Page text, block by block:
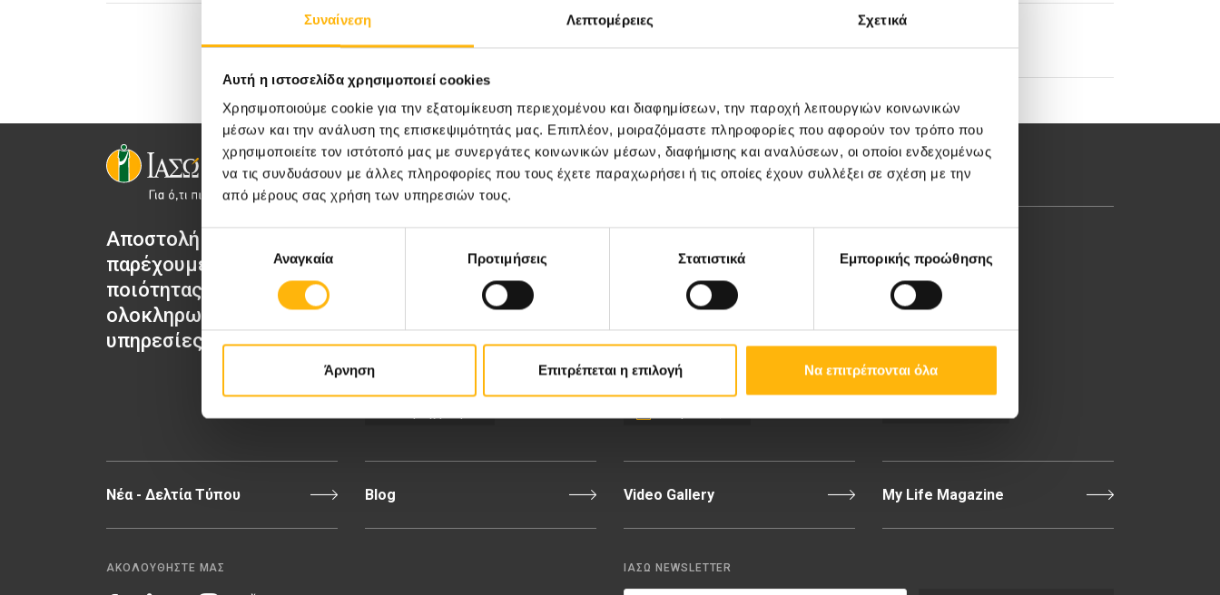
Συναίνεση Λεπτομέρειες Σχετικά
Αυτή η ιστοσελίδα χρησιμοποιεί cookies
Χρησιμοποιούμε cookie για την εξατομίκευση περιεχομένου και διαφημίσεων, την παροχή λειτουργιών κοινωνικών
μέσων και την ανάλυση της επισκεψιμότητάς μας. Επιπλέον, μοιραζόμαστε πληροφορίες που αφορούν τον τρόπο που
χρησιμοποιείτε τον ιστότοπό μας με συνεργάτες κοινωνικών μέσων, διαφήμισης και αναλύσεων, οι οποίοι ενδεχομένως
να τις συνδυάσουν με άλλες πληροφορίες που τους έχετε παραχωρήσει ή τις οποίες έχουν συλλέξει σε σχέση με την
από μέρους σας χρήση των υπηρεσιών τους.
συγκατάθεσηςΑναγκαία Προτιμήσεις Στατιστικά Εμπορικής προώθησης
Άρνηση Επιτρέπεται η επιλογή Να επιτρέπονται όλα
Medical Directory
Αποστολή μας να
παρέχουμε υψηλής
ποιότητας
ολοκληρωμένες
υπηρεσίες υγείας.
Medical Directory
Τιμοκατάλογος
8ο χλμ. Π.Ε.Ο Λάρισας-
Τηλ. Κέντρο: 2410 996000,
Email:thessalias@Iaso.gr
Νέα - Δελτία Τύπου Blog Video Gallery My Life Magazine
ΑΚΟΛΟΥΘΗΣΤΕ ΜΑΣ ΙΑΣΩ NEWSLETTER